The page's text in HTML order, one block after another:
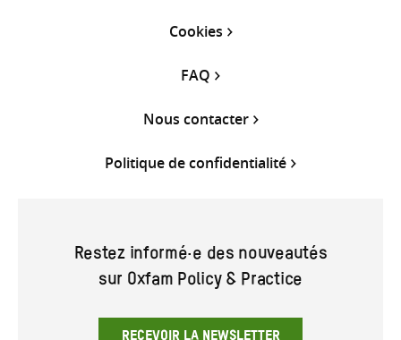
Cookies
FAQ
Nous contacter
Politique de confidentialité
Restez informé·e des nouveautés
sur Oxfam Policy & Practice
RECEVOIR LA NEWSLETTER